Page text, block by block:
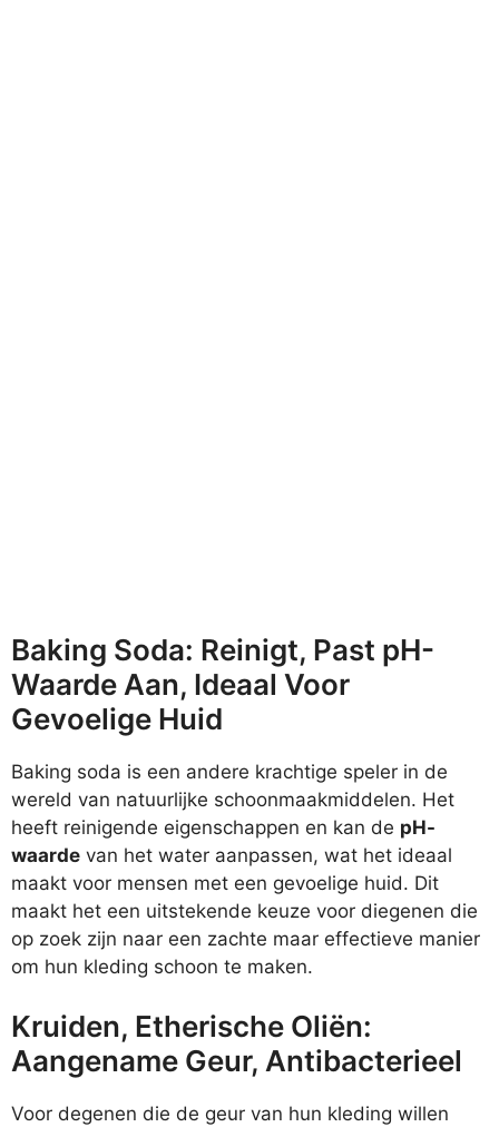
Baking Soda: Reinigt, Past pH-
Waarde Aan, Ideaal Voor
Gevoelige Huid
Baking soda is een andere krachtige speler in de
wereld van natuurlijke schoonmaakmiddelen. Het
heeft reinigende eigenschappen en kan de pH-
waarde van het water aanpassen, wat het ideaal
maakt voor mensen met een gevoelige huid. Dit
maakt het een uitstekende keuze voor diegenen die
op zoek zijn naar een zachte maar effectieve manier
om hun kleding schoon te maken.
Kruiden, Etherische Oliën:
Aangename Geur, Antibacterieel
Voor degenen die de geur van hun kleding willen